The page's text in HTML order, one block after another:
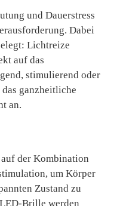
und Dauerstress
Dabei
Lichtreize
auf das
stimulierend oder
ganzheitliche
an.
der Kombination
, um Körper
Zustand zu
LED-Brille werden